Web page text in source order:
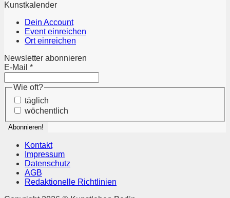
Kunstkalender
Dein Account
Event einreichen
Ort einreichen
Newsletter abonnieren
E-Mail *
Wie oft?
täglich
wöchentlich
Kontakt
Impressum
Datenschutz
AGB
Redaktionelle Richtlinien